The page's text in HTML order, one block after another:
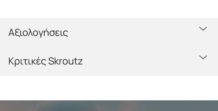
Αξιολογήσεις
Κριτικές Skroutz